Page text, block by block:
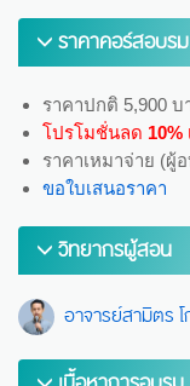
ราคาคอร์สอบรม
ราคาปกติ 5,900
โปรโมชั่นลด 10%
ราคาเหมาจ่าย (
ขอใบเสนอราคา
วิทยากรผู้สอน
อาจารย์สามิตร